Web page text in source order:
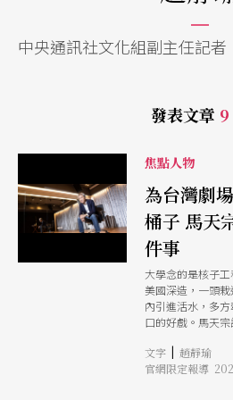
中央通訊社文化組副主任記者
發表文章 9
焦點人物
為台灣劇
桶子 馬天
件事
大學念的是核子
美國深造，一頭
內引進活水，多
口的好戲。馬天
文字 | 趙靜瑜
官網限定報導